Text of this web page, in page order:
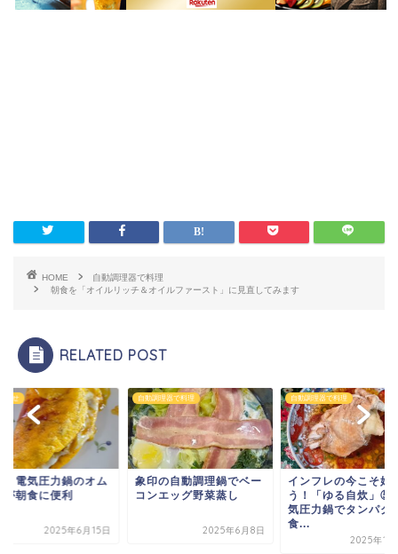
HOME
自動調理器で料理
朝食を「オイルリッチ＆オイルファースト」に見直してみます
RELATED POST
理器で料理
の自動調理鍋でベー
エッグ野菜蒸し
2025年6月8日
自動調理器で料理
インフレの今こそ始めよ
う！「ゆる自炊」⑤ 電
小さな幸せ
ニトリ電気圧力鍋の
レツが朝食に便利